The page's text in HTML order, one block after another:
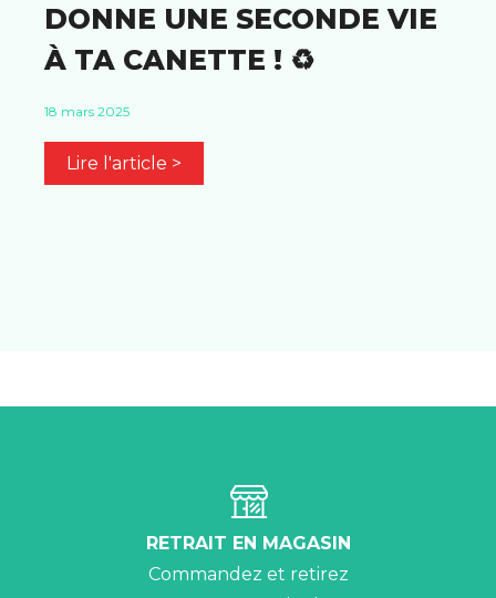
DONNE UNE SECONDE VIE
À TA CANETTE ! ♻️
18 mars 2025
Lire l'article >
RETRAIT EN MAGASIN
Commandez et retirez